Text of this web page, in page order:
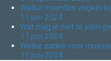
Welke maanden vogels
11 juni 2024
Wat mag je niet te eten
11 juni 2024
Welke zaden voor
11 juni 2024